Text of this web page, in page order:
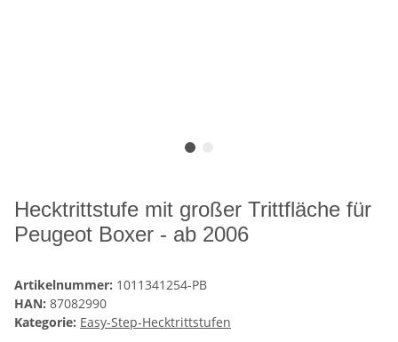
Hecktrittstufe mit großer Trittfläche für
Peugeot Boxer - ab 2006
Artikelnummer: 1011341254-PB
HAN: 87082990
Kategorie: Easy-Step-Hecktrittstufen